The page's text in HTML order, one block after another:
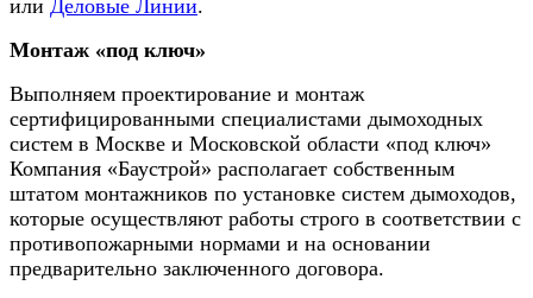
или Деловые Линии.
Монтаж «под ключ»
Выполняем проектирование и монтаж
сертифицированными специалистами дымоходных
систем в Москве и Московской области «под ключ»
Компания «Баустрой» располагает собственным
штатом монтажников по установке систем дымоходов,
которые осуществляют работы строго в соответствии с
противопожарными нормами и на основании
предварительно заключенного договора.